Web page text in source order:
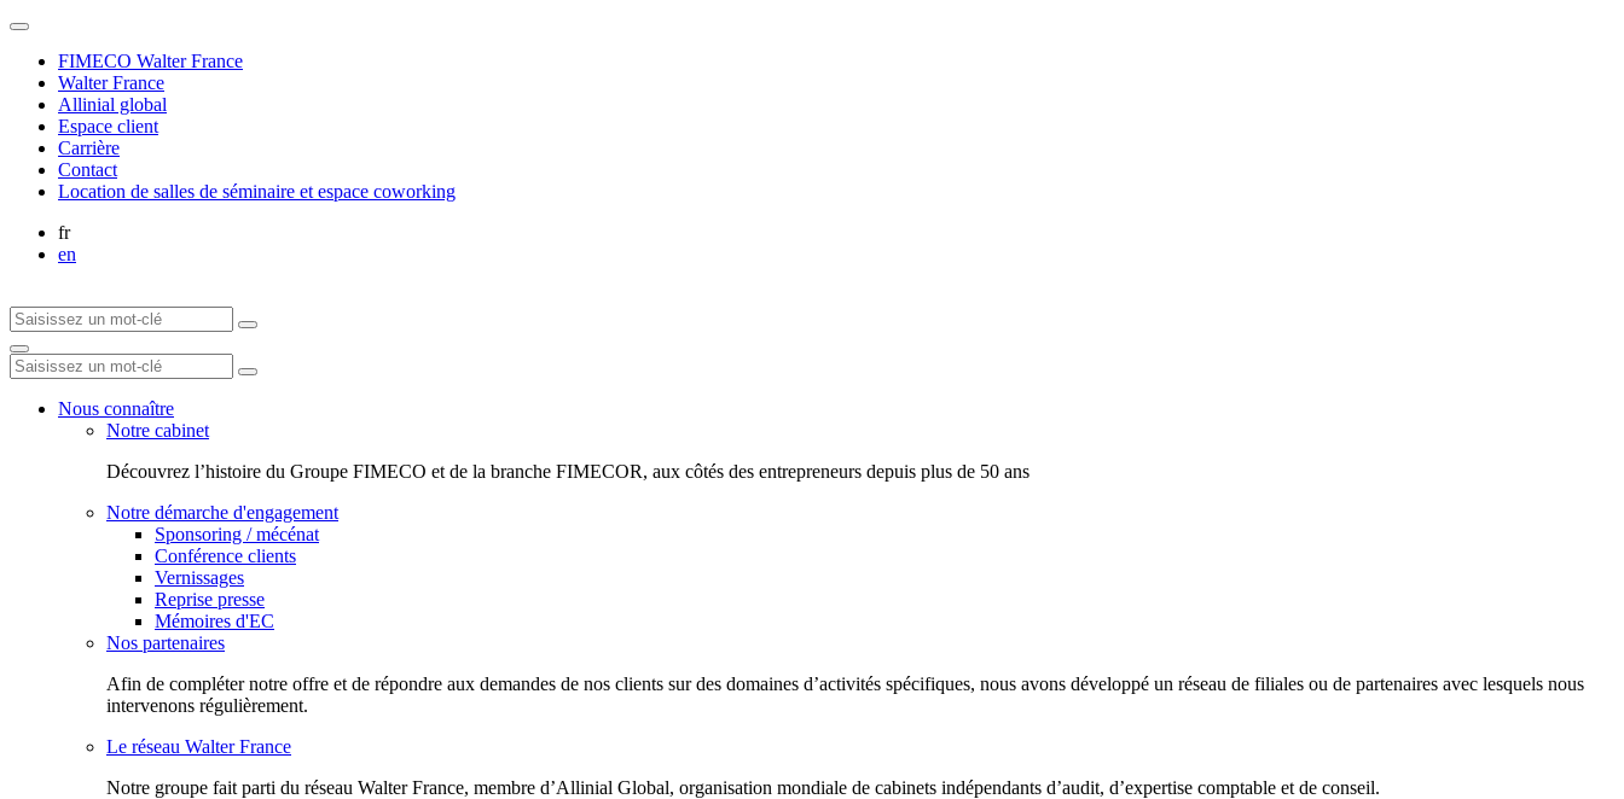
FIMECO Walter France
Walter France
Allinial global
Espace client
Carrière
Contact
Location de salles de séminaire et espace coworking
fr
en
Nous connaître
Notre cabinet
Découvrez l’histoire du Groupe FIMECO et de la branche FIMECOR, aux côtés des entrepreneurs depuis plus de 50 ans
Notre démarche d'engagement
Sponsoring / mécénat
Conférence clients
Vernissages
Reprise presse
Mémoires d'EC
Nos partenaires
Afin de compléter notre offre et de répondre aux demandes de nos clients sur des domaines d’activités spécifiques, nous avons développé un réseau de filiales ou de partenaires avec lesquels nous
intervenons régulièrement.
Le réseau Walter France
Notr​e groupe fait parti du réseau Walter France, membre d’Allinial Global, organisation mondiale de cabinets indépendants d’audit, d’expertise comptable et de conseil.